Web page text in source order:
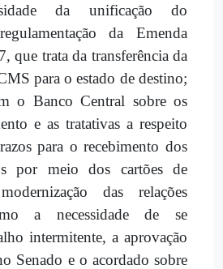
da unificação do
da Emenda
que trata da transferência da
para o estado de destino;
o Banco Central sobre os
e as tratativas a respeito
para o recebimento dos
por meio dos cartões de
das relações
a necessidade de se
intermitente, a aprovação
Senado e o acordado sobre